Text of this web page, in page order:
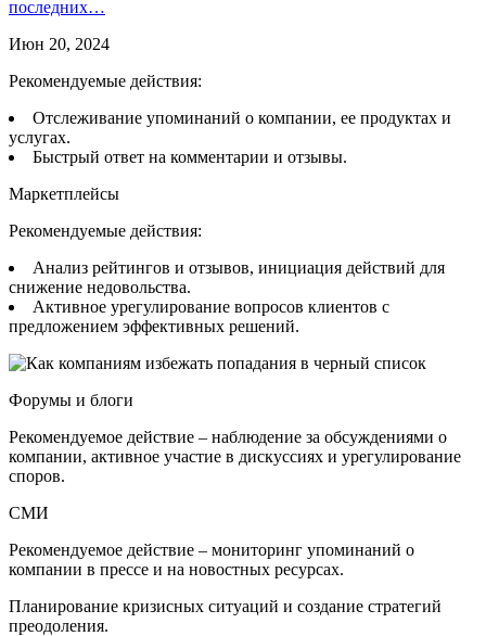
последних…
Июн 20, 2024
Рекомендуемые действия:
Отслеживание упоминаний о компании, ее продуктах и
услугах.
Быстрый ответ на комментарии и отзывы.
Маркетплейсы
Рекомендуемые действия:
Анализ рейтингов и отзывов, инициация действий для
снижение недовольства.
Активное урегулирование вопросов клиентов с
предложением эффективных решений.
Форумы и блоги
Рекомендуемое действие – наблюдение за обсуждениями о
компании, активное участие в дискуссиях и урегулирование
споров.
СМИ
Рекомендуемое действие – мониторинг упоминаний о
компании в прессе и на новостных ресурсах.
Планирование кризисных ситуаций и создание стратегий
преодоления.